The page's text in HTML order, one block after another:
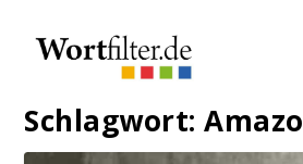
Schlagwort: